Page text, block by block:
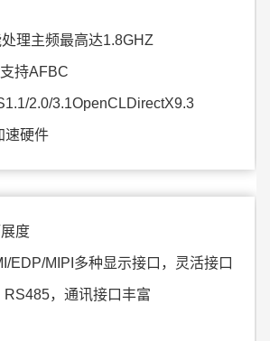
理主频最高达1.8GHZ
持AFBC
2.0/3.1OpenCLDirectX9.3
速硬件
度
EDP/MIPI多种显示接口，灵活接口
，通讯接口丰富